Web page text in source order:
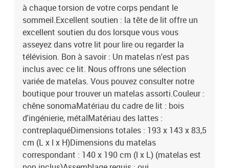
à chaque torsion de votre corps pendant le
sommeil.Excellent soutien : la tête de lit offre un
excellent soutien du dos lorsque vous vous
asseyez dans votre lit pour lire ou regarder la
télévision. Bon à savoir : Un matelas n'est pas
inclus avec ce lit. Nous offrons une sélection
variée de matelas. Vous pouvez consulter notre
boutique pour trouver un matelas assorti.Couleur :
chêne sonomaMatériau du cadre de lit : bois
d'ingénierie, métalMatériau des lattes :
contreplaquéDimensions totales : 193 x 143 x 83,5
cm (L x l x H)Dimensions du matelas
correspondant : 140 x 190 cm (l x L) (matelas est